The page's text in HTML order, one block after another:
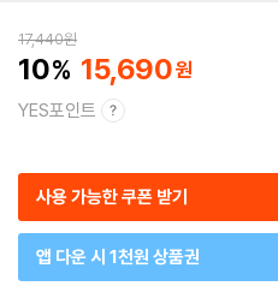
17,440원
10 15,690
YES포인트
사용 가능한 쿠폰 받기
앱 다운 시 1천원 상품권